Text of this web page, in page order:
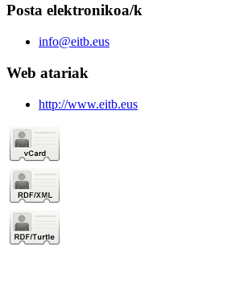
Posta elektronikoa/k
info@eitb.eus
Web atariak
http://www.eitb.eus